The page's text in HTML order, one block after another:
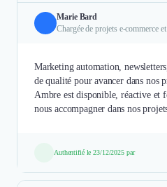
Marie Bard
Chargée de projets e-commerce
Marketing automation,
de qualité pour avancer dans nos
Ambre est disponible, réactive et
nous accompagner dans nos
Authentifié le 23/12/2025 par